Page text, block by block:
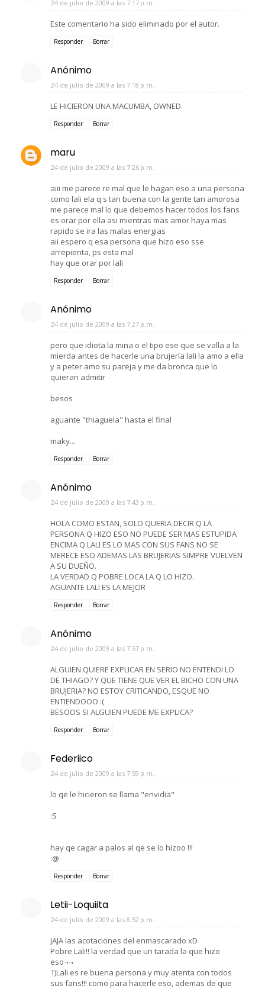
24 de julio de 2009 a las 7:17 p.m.
Este comentario ha sido eliminado por el autor.
Responder Borrar
Anónimo
24 de julio de 2009 a las 7:18 p.m.
LE HICIERON UNA MACUMBA, OWNED.
Responder Borrar
maru
24 de julio de 2009 a las 7:26 p.m.
aiii me parece re mal que le hagan eso a una persona
como lali ela q s tan buena con la gente tan amorosa
me parece mal lo que debemos hacer todos los fans
es orar por ella asi mientras mas amor haya mas
rapido se ira las malas energias
aii espero q esa persona que hizo eso sse
arrepienta, ps esta mal
hay que orar por lali
Responder Borrar
Anónimo
24 de julio de 2009 a las 7:27 p.m.
pero que idiota la mina o el tipo ese que se valla a la
mierda antes de hacerle una brujería lali la amo a ella
y a peter amo su pareja y me da bronca que lo
quieran admitir
besos
aguante "thiaguela" hasta el final
maky...
Responder Borrar
Anónimo
24 de julio de 2009 a las 7:43 p.m.
HOLA COMO ESTAN, SOLO QUERIA DECIR Q LA
PERSONA Q HIZO ESO NO PUEDE SER MAS ESTUPIDA
ENCIMA Q LALI ES LO MAS CON SUS FANS NO SE
MERECE ESO ADEMAS LAS BRUJERIAS SIMPRE VUELVEN
A SU DUEÑO.
LA VERDAD Q POBRE LOCA LA Q LO HIZO.
AGUANTE LALI ES LA MEJOR
Responder Borrar
Anónimo
24 de julio de 2009 a las 7:57 p.m.
ALGUIEN QUIERE EXPLICAR EN SERIO NO ENTENDI LO
DE THIAGO? Y QUE TIENE QUE VER EL BICHO CON UNA
BRUJERIA? NO ESTOY CRITICANDO, ESQUE NO
ENTIENDOOO :(
BESOOS SI ALGUIEN PUEDE ME EXPLICA?
Responder Borrar
Federiico
24 de julio de 2009 a las 7:59 p.m.
lo qe le hicieron se llama "envidia"
:S
hay qe cagar a palos al qe se lo hizoo !!!
:@
Responder Borrar
Letii-Loquiita
24 de julio de 2009 a las 8:52 p.m.
JAJA las acotaciones del enmascarado xD
Pobre Lali!! la verdad que un tarada la que hizo
eso¬¬
1)Lali es re buena persona y muy atenta con todos
sus fans!!! como para hacerle eso, ademas de que